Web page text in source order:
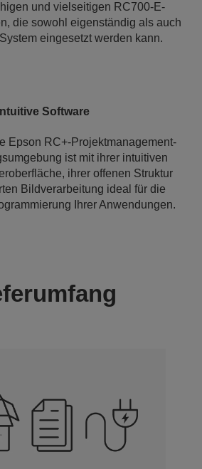
und vielseitigen RC700-E-
die sowohl eigenständig als auch
eingesetzt werden kann.
Intuitive Software
Epson RC+-Projektmanagement-
ist mit ihrer intuitiven
ihrer offenen Struktur
Bildverarbeitung ideal für die
Ihrer Anwendungen.